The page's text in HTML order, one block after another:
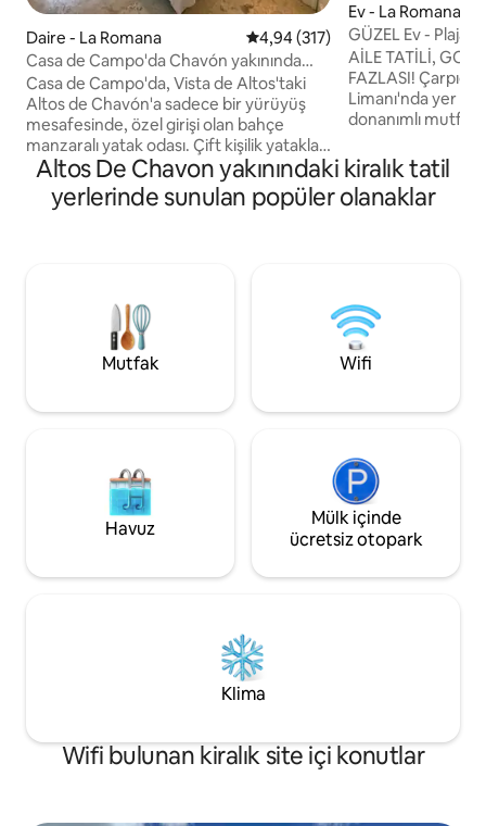
Daire - La Romana 5 üzerinden ortalama 4,94
4,94 (317)
Casa de Campo'da Chavón yakınında
özel giriş odası
Casa de Campo'da, Vista de Altos'taki
Altos de Chavón'a sadece bir yürüyüş
mesafesinde, özel girişi olan bahçe
manzaralı yatak odası. Çift kişilik yataklar,
buzdolabı, mikrodalga fırın, kahve
makinesi, klima, Netflix, masa ve
kablosuz internet bağlantısı. Evcil
misafir/gece başına 30 USD olan tatil
köyü ücreti dâhil DEĞİLDİR ve giriş
kaydında tatil köyüne ödenmelidir.
Ev - La Romana
GÜZEL Ev - Plaja
Marina Manzaralı
AİLE TATİLİ,
FAZLASI! Çarpıcı
Limanı'nda yer
donanımlı
odası dolabı +
Mekânda 8 kişi
plajına (tüm CDC
takılmanın veya
yemek yemenin
Altos De Chavon yakınındaki kiralık tatil
yerlerinde sunulan popüler olanaklar
Mutfak Wifi
Havuz
Mülk içinde
ücretsiz otopark
Klima
Wifi bulunan kiralık site içi konutlar